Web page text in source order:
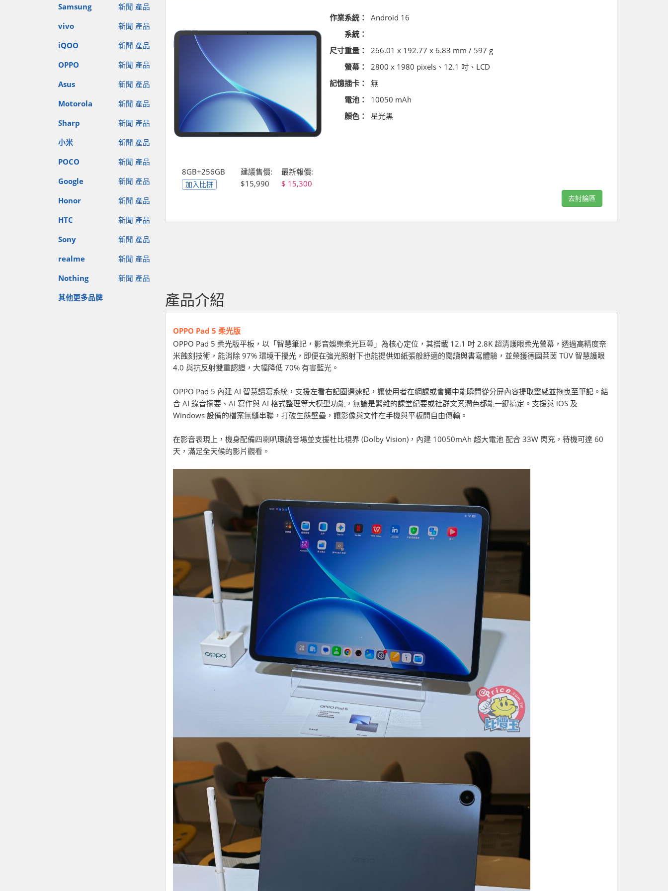
Samsung
新聞 產品
vivo
新聞 產品
iQOO
新聞 產品
OPPO
新聞 產品
Asus
新聞 產品
Motorola
新聞 產品
Sharp
新聞 產品
小米
新聞 產品
POCO
新聞 產品
Google
新聞 產品
Honor
新聞 產品
HTC
新聞 產品
Sony
新聞 產品
realme
新聞 產品
Nothing
新聞 產品
其他更多品牌
8GB+256GB
加入比拼
建議售價:
$15,990
最新報價:
15,300
作業系統：
Android 16
系統：
尺寸重量：
266.01 x 192.77 x 6.83 mm / 597 g
螢幕：
2800 x 1980 pixels、12.1 吋、LCD
記憶插卡：
無
電池：
10050 mAh
顏色：
星光黑
去討論區
產品介紹
OPPO Pad 5 柔光版
OPPO Pad 5 柔光版平板，以「智慧筆記，影音娛樂柔光巨幕」為核心定位，其搭載 12.1 吋 2.8K 超清護眼柔光螢幕，透過高精度奈
米蝕刻技術，能消除 97% 環境干擾光，即便在強光照射下也能提供如紙張般舒適的閱讀與書寫體驗，並榮獲德國萊茵 TÜV 智慧護眼
4.0 與抗反射雙重認證，大幅降低 70% 有害藍光。
OPPO Pad 5 內建 AI 智慧讀寫系統，支援左看右記圈選速記，讓使用者在網課或會議中能瞬間從分屏內容提取靈感並拖曳至筆記。結
合 AI 錄音摘要、AI 寫作與 AI 格式整理等大模型功能，無論是繁雜的課堂紀要或社群文案潤色都能一鍵搞定。支援與 iOS 及
Windows 設備的檔案無縫串聯，打破生態壁壘，讓影像與文件在手機與平板間自由傳輸。
在影音表現上，機身配備四喇叭環繞音場並支援杜比視界 (Dolby Vision)，內建 10050mAh 超大電池 配合 33W 閃充，待機可達 60
天，滿足全天候的影片觀看。